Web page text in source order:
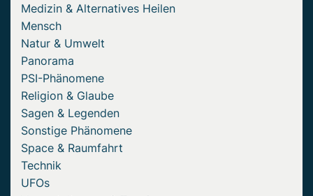
Medizin & Alternatives Heilen
Mensch
Natur & Umwelt
Panorama
PSI-Phänomene
Religion & Glaube
Sagen & Legenden
Sonstige Phänomene
Space & Raumfahrt
Technik
UFOs